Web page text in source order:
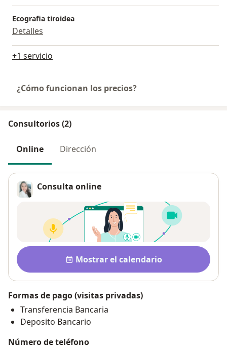
Ecografia tiroidea
Detalles
+1 servicio
¿Cómo funcionan los precios?
Consultorios (2)
Online Dirección
Consulta online
Disponibilidad
Mostrar el calendario
Formas de pago (visitas privadas)
Transferencia Bancaria
Deposito Bancario
Número de teléfono